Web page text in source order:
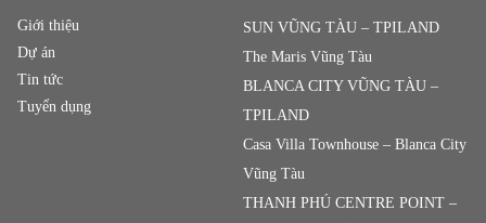
Giới thiệu
Dự án
Tin tức
Tuyển dụng
SUN VŨNG TÀU – TPILAND
The Maris Vũng Tàu
BLANCA CITY VŨNG TÀU –
TPILAND
Casa Villa Townhouse – Blanca City
Vũng Tàu
THANH PHÚ CENTRE POINT –